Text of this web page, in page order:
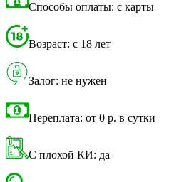
Способы оплаты: с карты
Возраст: с 18 лет
Залог: не нужен
Переплата: от 0 р. в сутки
С плохой КИ: да